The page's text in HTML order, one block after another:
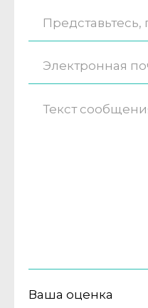
Ваша оценка